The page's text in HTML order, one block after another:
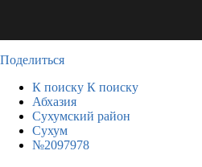
Поделиться
К поиску К поиску
Абхазия
Сухумский район
Сухум
№2097978